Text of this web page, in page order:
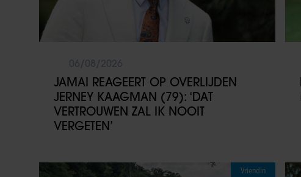
JAMAI REAGEERT OP OVERLIJDEN
JERNEY KAAGMAN (79): ‘DAT
VERTROUWEN ZAL IK NOOIT
VERGETEN’
Vriendin